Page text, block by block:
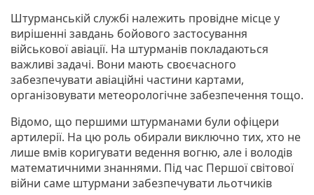
Штурманській службі належить провідне місце у
вирішенні завдань бойового застосування
військової авіації. На штурманів покладаються
важливі задачі. Вони мають своєчасного
забезпечувати авіаційні частини картами,
організовувати метеорологічне забезпечення тощо.
Відомо, що першими штурманами були офіцери
артилерії. На цю роль обирали виключно тих, хто не
лише вмів коригувати ведення вогню, але і володів
математичними знаннями. Під час Першої світової
війни саме штурмани забезпечувати льотчиків